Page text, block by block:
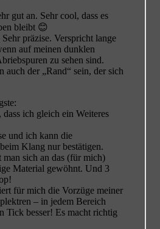
gut an. Sehr cool, dass es
bleibt 😊
präzise. Verspricht lange
auf meinen dunklen
zu sehen sind.
auch der „Rand“ sein, der sich
dass ich gleich ein Weiteres
und ich kann die
Klang nur bestätigen.
sich an das (für mich)
Material gewöhnt. Und 3
für mich die Vorzüge meiner
– in jedem Bereich
Tick besser! Es macht richtig